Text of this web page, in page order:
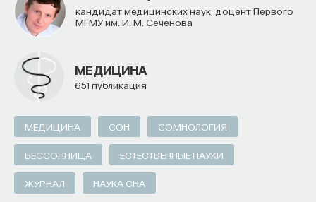
кандидат медицинских наук, доцент Первого
МГМУ им. И. М. Сеченова
МЕДИЦИНА
651 публикация
МЕДИЦИНА СОН СОМНОЛОГИЯ
БЕССОННИЦА ЕСТЕСТВЕННЫЕ НАУКИ
ЖУРНАЛ НАУКА СНА